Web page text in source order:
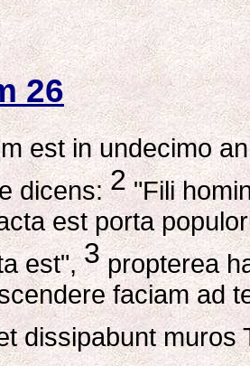
26
est in undecimo
dicens:2"Fili
est porta
est",3propterea
faciam ad
dissipabunt muros